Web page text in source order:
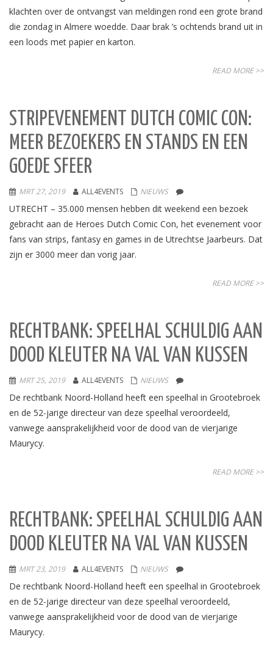
klachten over de ontvangst van meldingen rond een grote brand
die zondag in Almere woedde. Daar brak ’s ochtends brand uit in
een loods met papier en karton.
READ MORE >>
STRIPEVENEMENT DUTCH COMIC CON:
MEER BEZOEKERS EN STANDS EN EEN
GOEDE SFEER
MRT 27, 2019 ALL4EVENTS NIEUWS
UTRECHT – 35.000 mensen hebben dit weekend een bezoek
gebracht aan de Heroes Dutch Comic Con, het evenement voor
fans van strips, fantasy en games in de Utrechtse Jaarbeurs. Dat
zijn er 3000 meer dan vorig jaar.
READ MORE >>
RECHTBANK: SPEELHAL SCHULDIG AAN
DOOD KLEUTER NA VAL VAN KUSSEN
MRT 25, 2019 ALL4EVENTS NIEUWS
De rechtbank Noord-Holland heeft een speelhal in Grootebroek
en de 52-jarige directeur van deze speelhal veroordeeld,
vanwege aansprakelijkheid voor de dood van de vierjarige
Maurycy.
READ MORE >>
RECHTBANK: SPEELHAL SCHULDIG AAN
DOOD KLEUTER NA VAL VAN KUSSEN
MRT 23, 2019 ALL4EVENTS NIEUWS
De rechtbank Noord-Holland heeft een speelhal in Grootebroek
en de 52-jarige directeur van deze speelhal veroordeeld,
vanwege aansprakelijkheid voor de dood van de vierjarige
Maurycy.